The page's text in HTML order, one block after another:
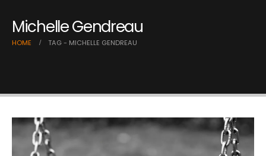
Michelle Gendreau
HOME TAG - MICHELLE GENDREAU